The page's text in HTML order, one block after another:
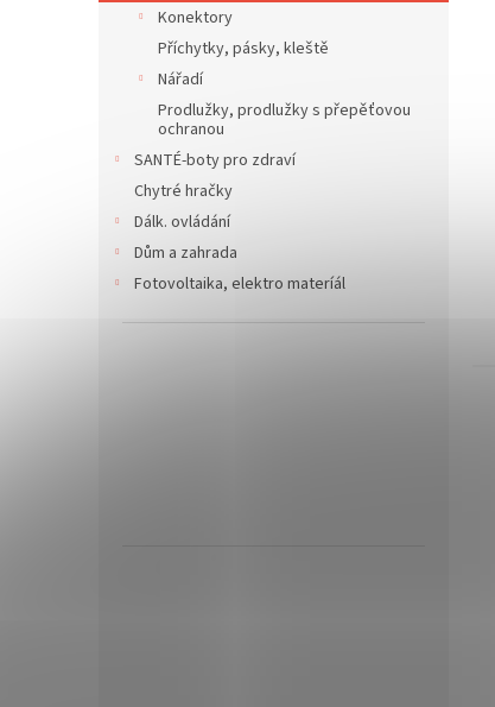
Konektory
Příchytky, pásky, kleště
Nářadí
Prodlužky, prodlužky s přepěťovou
ochranou
SANTÉ-boty pro zdraví
Chytré hračky
Dálk. ovládání
Dům a zahrada
Fotovoltaika, elektro materíál